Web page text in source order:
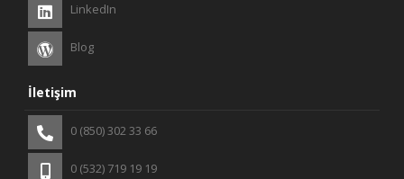
LinkedIn
Blog
İletişim
0 (850) 302 33 66
0 (532) 719 19 19